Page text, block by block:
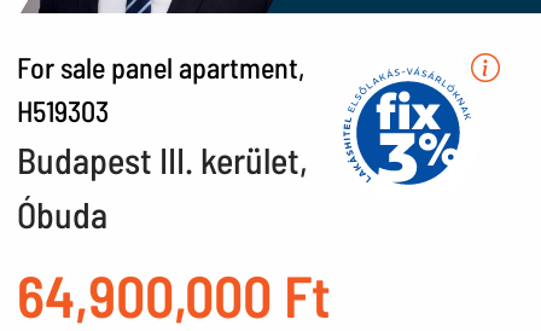
For sale panel apartment,
H519303
Budapest III. kerület,
Óbuda
64,900,000 Ft